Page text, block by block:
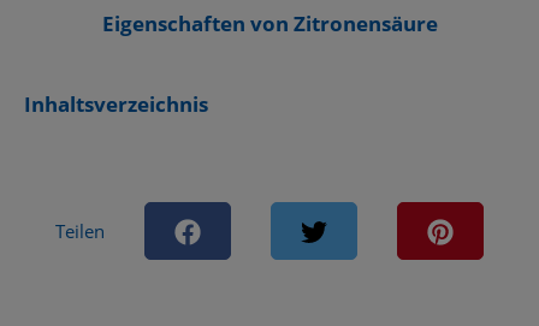
Eigenschaften von Zitronensäure
Inhaltsverzeichnis
Teilen